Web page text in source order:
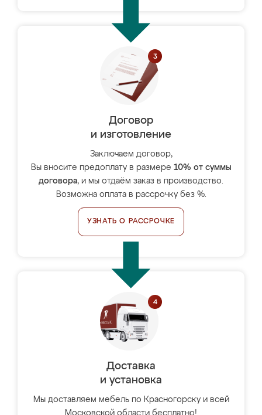
Договор
и изготовление
Заключаем договор,
Вы вносите предоплату в размере 10% от суммы
договора, и мы отдаём заказ в производство.
Возможна оплата в рассрочку без %.
УЗНАТЬ О РАССРОЧКЕ
Доставка
и установка
Мы доставляем мебель по Красногорску и всей
Московской области бесплатно!